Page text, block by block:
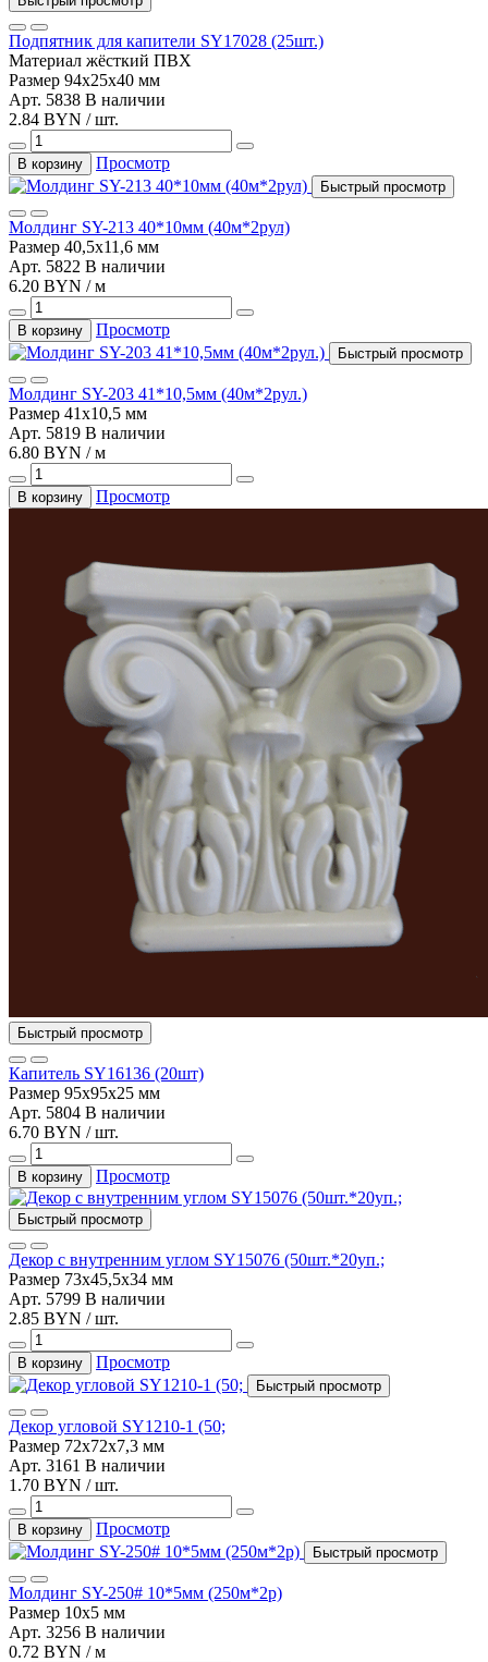
Подпятник для капители SY17028 (25шт.)
Материал жёсткий ПВХ
Размер 94х25х40 мм
Арт. 5838 В наличии
2.84 BYN / шт.
В корзину Просмотр
Быстрый просмотр
Молдинг SY-213 40*10мм (40м*2рул)
Размер 40,5х11,6 мм
Арт. 5822 В наличии
6.20 BYN / м
В корзину Просмотр
Быстрый просмотр
Молдинг SY-203 41*10,5мм (40м*2рул.)
Размер 41х10,5 мм
Арт. 5819 В наличии
6.80 BYN / м
В корзину Просмотр
Быстрый просмотр
Капитель SY16136 (20шт)
Размер 95х95х25 мм
Арт. 5804 В наличии
6.70 BYN / шт.
В корзину Просмотр
Быстрый просмотр
Декор с внутренним углом SY15076 (50шт.*20уп.;
Размер 73х45,5х34 мм
Арт. 5799 В наличии
2.85 BYN / шт.
В корзину Просмотр
Быстрый просмотр
Декор угловой SY1210-1 (50;
Размер 72х72х7,3 мм
Арт. 3161 В наличии
1.70 BYN / шт.
В корзину Просмотр
Быстрый просмотр
Молдинг SY-250# 10*5мм (250м*2р)
Размер 10х5 мм
Арт. 3256 В наличии
0.72 BYN / м